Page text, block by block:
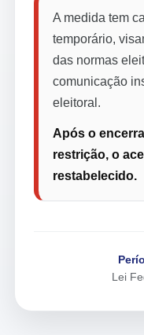
A medida tem
temporário,
das normas
comunicação
eleitoral.
Após o
restrição, o
restabelecido.
Lei